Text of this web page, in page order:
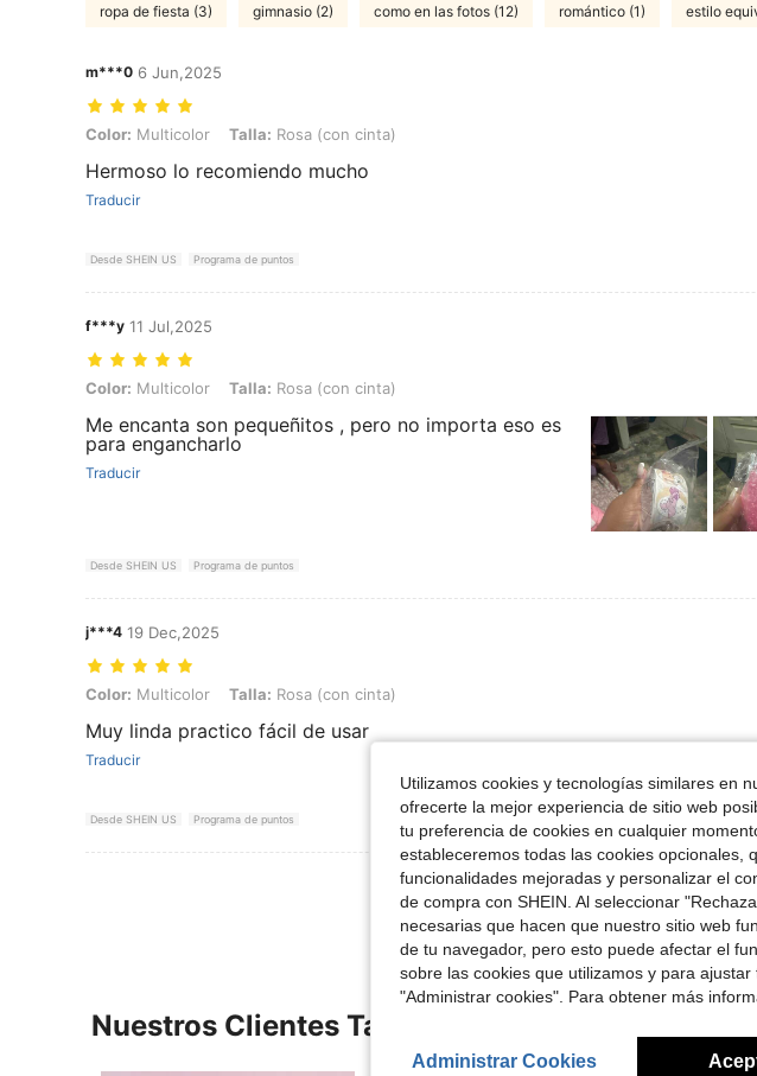
ropa de fiesta (3) gimnasio (2) como en las fotos (12) romántico (1) estilo
m***0 6 Jun,2025
Color: Multicolor, Talla: Rosa (con cinta)
Color: Multicolor Talla: Rosa (con cinta)
Hermoso lo recomiendo mucho
Traducir
Desde SHEIN US Programa de puntos
f***y 11 Jul,2025
Color: Multicolor, Talla: Rosa (con cinta)
Color: Multicolor Talla: Rosa (con cinta)
Me encanta son pequeñitos , pero no importa eso es
para engancharlo
Traducir
Desde SHEIN US Programa de puntos
j***4 19 Dec,2025
Color: Multicolor, Talla: Rosa (con cinta)
Color: Multicolor Talla: Rosa (con cinta)
Muy linda practico fácil de usar
Traducir
Desde SHEIN US Programa de puntos
Ver Más Reseñas
Nuestros Clientes También Vieron
Utilizamos cookies y tecnologías similares en
ofrecerte la mejor experiencia de sitio web
tu preferencia de cookies en cualquier
estableceremos todas las cookies opcionales,
funcionalidades mejoradas y personalizar el
de compra con SHEIN. Al seleccionar
necesarias que hacen que nuestro sitio web
de tu navegador, pero esto puede afectar el
sobre las cookies que utilizamos y para
"Administrar cookies". Para obtener más
Administrar Cookies